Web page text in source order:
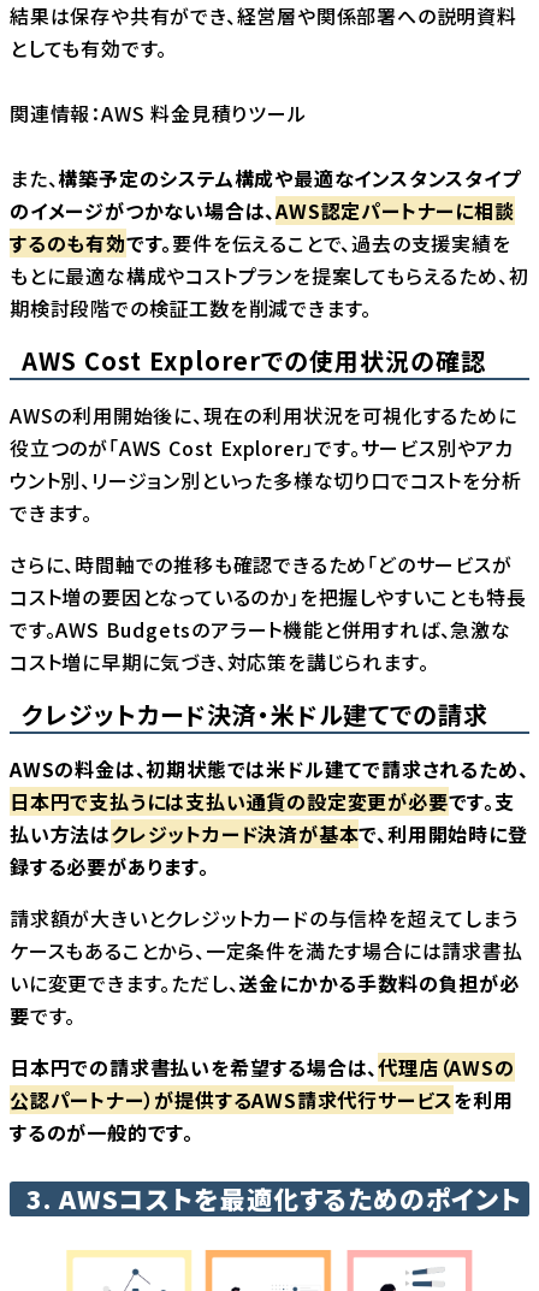
結果は保存や共有ができ、経営層や関係部署への説明資料
としても有効です。
関連情報：AWS 料金見積りツール
また、構築予定のシステム構成や最適なインスタンスタイプ
のイメージがつかない場合は、AWS認定パートナーに相談
するのも有効です。要件を伝えることで、過去の支援実績を
もとに最適な構成やコストプランを提案してもらえるため、初
期検討段階での検証工数を削減できます。
AWS Cost Explorerでの使用状況の確認
AWSの利用開始後に、現在の利用状況を可視化するために
役立つのが「AWS Cost Explorer」です。サービス別やアカ
ウント別、リージョン別といった多様な切り口でコストを分析
できます。
さらに、時間軸での推移も確認できるため「どのサービスが
コスト増の要因となっているのか」を把握しやすいことも特長
です。AWS Budgetsのアラート機能と併用すれば、急激な
コスト増に早期に気づき、対応策を講じられます。
クレジットカード決済・米ドル建てでの請求
AWSの料金は、初期状態では米ドル建てで請求されるため、
日本円で支払うには支払い通貨の設定変更が必要です。支
払い方法はクレジットカード決済が基本で、利用開始時に登
録する必要があります。
請求額が大きいとクレジットカードの与信枠を超えてしまう
ケースもあることから、一定条件を満たす場合には請求書払
いに変更できます。ただし、送金にかかる手数料の負担が必
要です。
日本円での請求書払いを希望する場合は、代理店（AWSの
公認パートナー）が提供するAWS請求代行サービスを利用
するのが一般的です。
3. AWSコストを最適化するためのポイント